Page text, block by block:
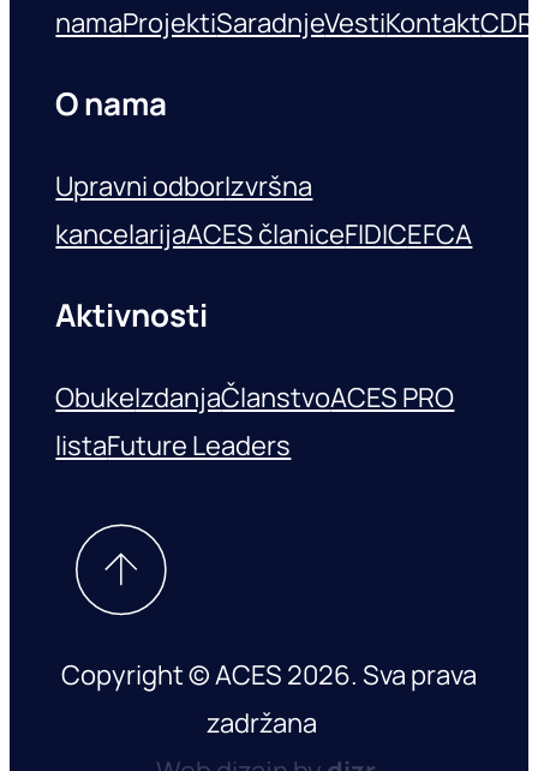
namaProjektiSaradnjeVestiKontakt
O nama
Upravni odborIzvršna
kancelarijaACES članiceFIDICEFCA
Aktivnosti
ObukeIzdanjaČlanstvoACES PRO
listaFuture Leaders
Copyright © ACES 2026. Sva prava
zadržana